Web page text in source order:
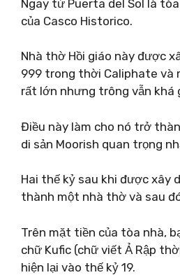
Ngay từ Puerta del Sol là
của Casco Historico.
Nhà thờ Hồi giáo này được
999 trong thời Caliphate và
rất lớn nhưng trông vẫn khá
Điều này làm cho nó trở
di sản Moorish quan trọng
Hai thế kỷ sau khi được xây
thành một nhà thờ và sau
Trên mặt tiền của tòa nhà,
chữ Kufic (chữ viết Ả Rập
hiện lại vào thế kỷ 19.